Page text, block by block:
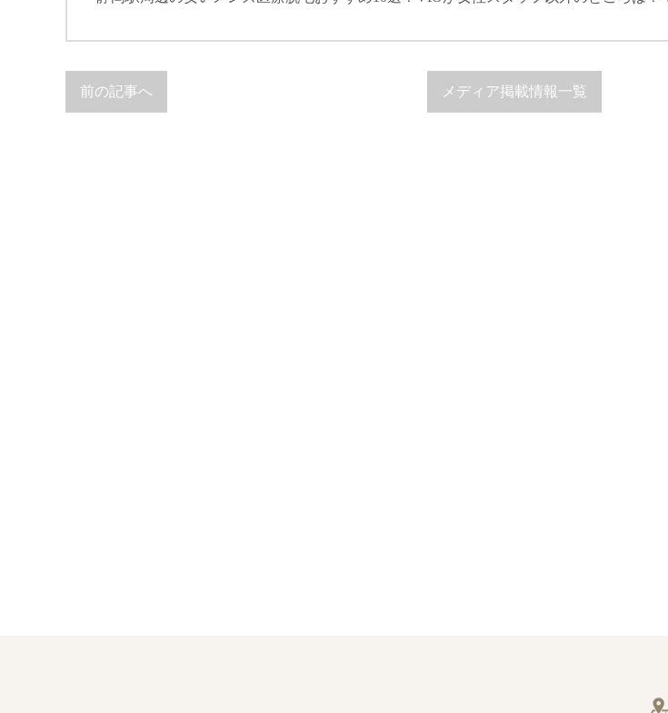
前の記事へ メディア掲載情報一覧